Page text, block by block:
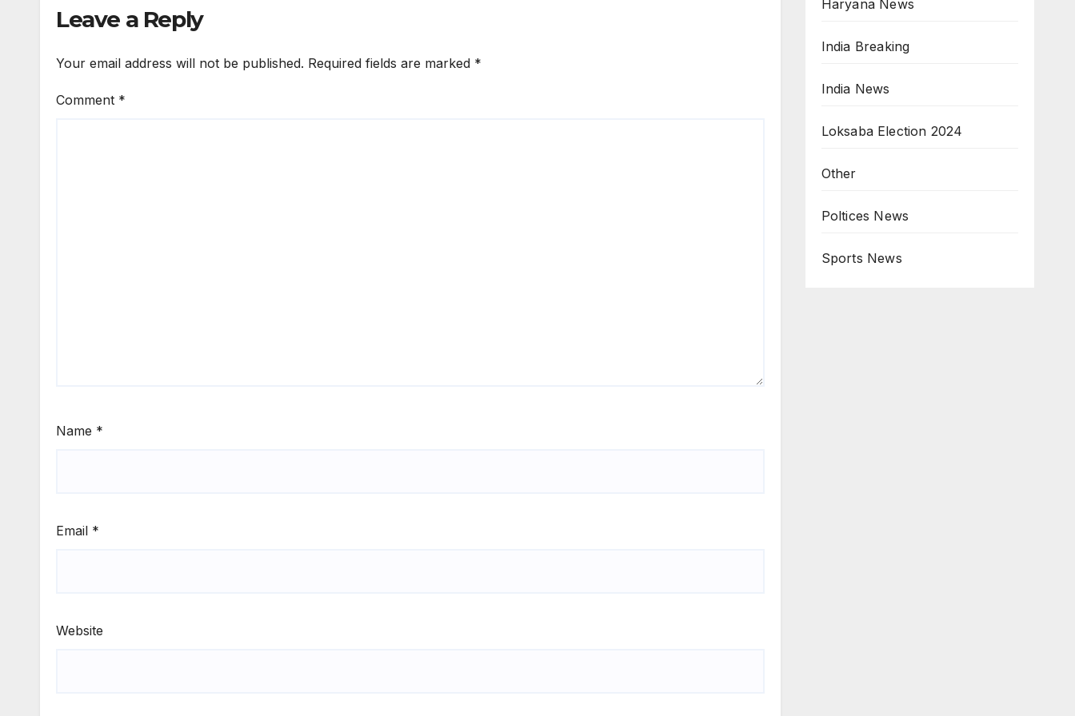
Leave a Reply
Your email address will not be published. Required fields are marked *
Comment *
Name *
Email *
Website
Haryana News
India Breaking
India News
Loksaba Election 2024
Other
Poltices News
Sports News